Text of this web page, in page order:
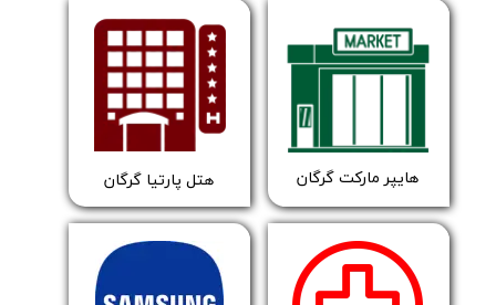
​​هایپر مارکت گرگان هتل پارتیا گرگان